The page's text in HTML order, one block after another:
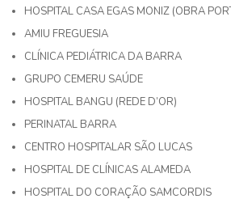
HOSPITAL CASA EGAS MONIZ (OBRA
AMIU FREGUESIA
CLÍNICA PEDIÁTRICA DA BARRA
GRUPO CEMERU SAÚDE
HOSPITAL BANGU (REDE D’OR)
PERINATAL BARRA
CENTRO HOSPITALAR SÃO LUCAS
HOSPITAL DE CLÍNICAS ALAMEDA
HOSPITAL DO CORAÇÃO SAMCORDIS